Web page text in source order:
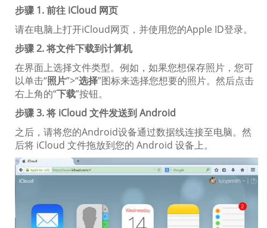
步骤 1. 前往 iCloud 网页
请在电脑上打开iCloud网页，并使用您的Apple ID登录。
步骤 2. 将文件下载到计算机
在界面上选择文件类型。例如，如果您想保存照片，您可
以单击“照片”>“选择”图标来选择您想要的照片。然后点击
右上角的“下载”按钮。
步骤 3. 将 iCloud 文件发送到 Android
之后，请将您的Android设备通过数据线连接至电脑。然
后将 iCloud 文件拖放到您的 Android 设备上。